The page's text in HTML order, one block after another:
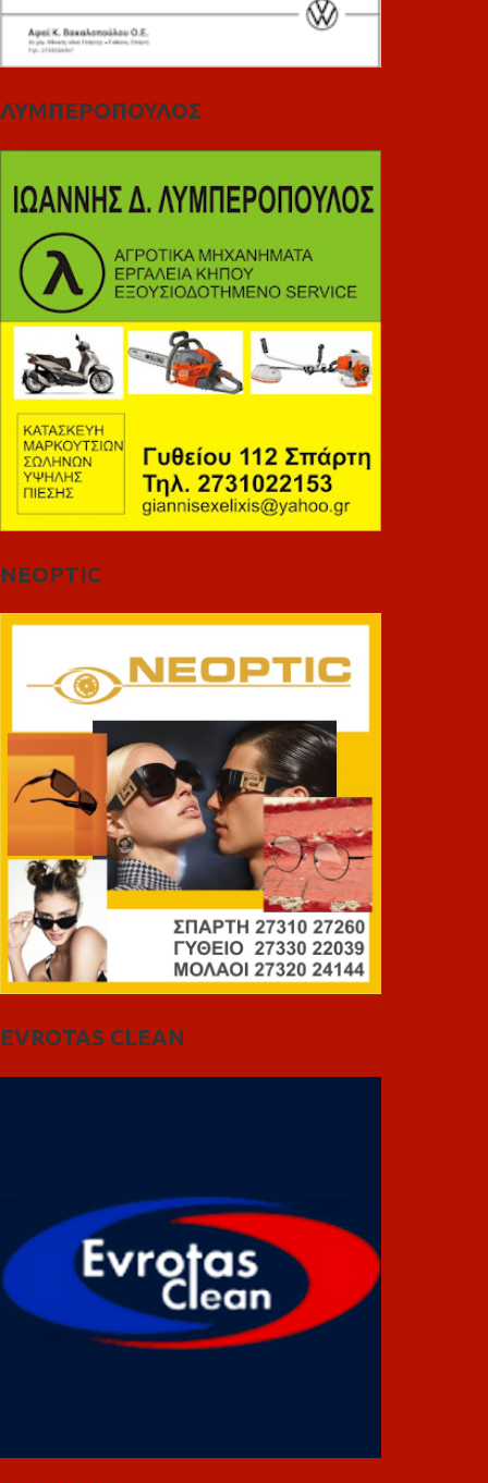
ΛΥΜΠΕΡΟΠΟΥΛΟΣ
NEOPTIC
EVROTAS CLEAN